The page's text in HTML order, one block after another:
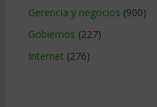
Gerencia y negocios (900)
Gobiernos (227)
Internet (276)